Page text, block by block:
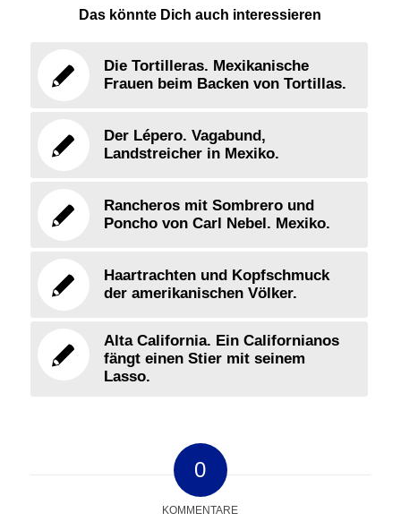
Das könnte Dich auch interessieren
Die Tortilleras. Mexikanische
Frauen beim Backen von Tortillas.
Der Lépero. Vagabund,
Landstreicher in Mexiko.
Rancheros mit Sombrero und
Poncho von Carl Nebel. Mexiko.
Haartrachten und Kopfschmuck
der amerikanischen Völker.
Alta California. Ein Californianos
fängt einen Stier mit seinem
Lasso.
0
KOMMENTARE